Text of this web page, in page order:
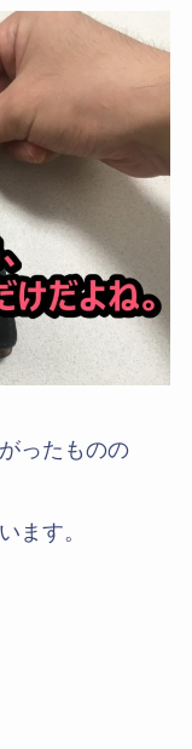
ったものの
ます。